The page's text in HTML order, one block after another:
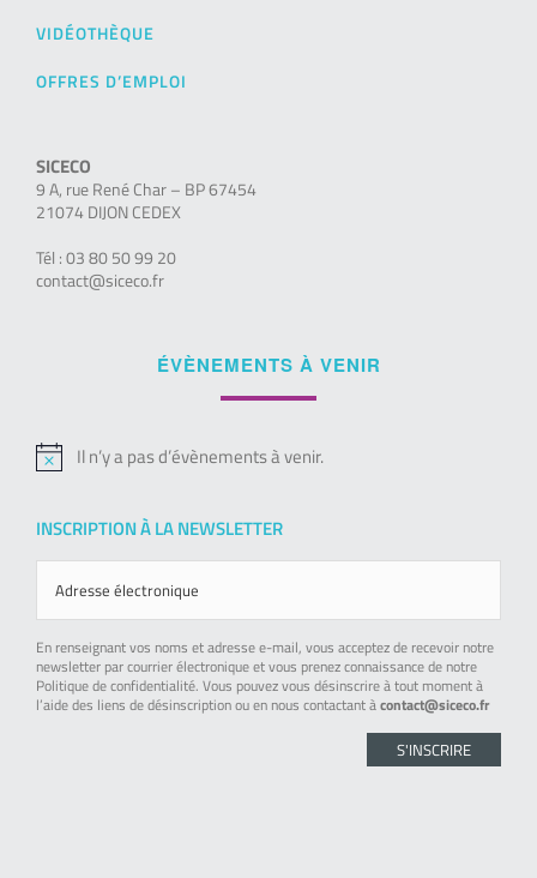
VIDÉOTHÈQUE
OFFRES D’EMPLOI
SICECO
9 A, rue René Char – BP 67454
21074 DIJON CEDEX
Tél : 03 80 50 99 20
contact@siceco.fr
ÉVÈNEMENTS À VENIR
Notice
Il n’y a pas d’évènements à venir.
INSCRIPTION À LA NEWSLETTER
En renseignant vos noms et adresse e-mail, vous acceptez de recevoir notre
newsletter par courrier électronique et vous prenez connaissance de notre
Politique de confidentialité. Vous pouvez vous désinscrire à tout moment à
l’aide des liens de désinscription ou en nous contactant àcontact@siceco.fr